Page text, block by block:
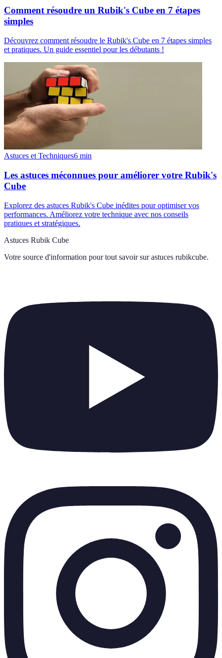
Comment résoudre un Rubik's Cube en 7 étapes
simples
Découvrez comment résoudre le Rubik's Cube en 7 étapes simples
et pratiques. Un guide essentiel pour les débutants !
Astuces et Techniques6 min
Les astuces méconnues pour améliorer votre Rubik's
Cube
Explorez des astuces Rubik's Cube inédites pour optimiser vos
performances. Améliorez votre technique avec nos conseils
pratiques et stratégiques.
Astuces Rubik Cube
Votre source d'information pour tout savoir sur astuces rubikcube.